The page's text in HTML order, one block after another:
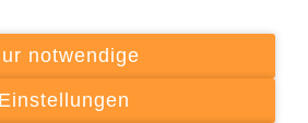
ALEXANDER
notwendige
Einstellungen